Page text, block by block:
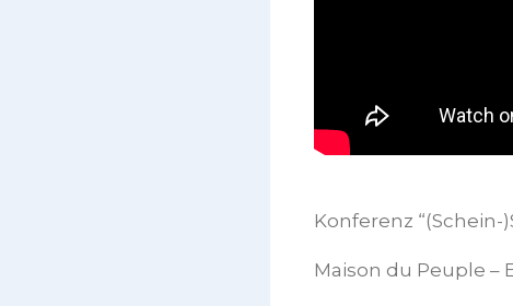
Konferenz
Maison du Peuple –